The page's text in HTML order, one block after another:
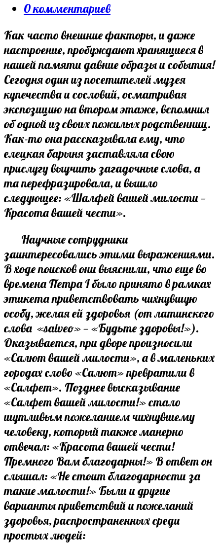
category:
Post
0 комментариев
Как часто внешние факторы, и даже
настроение, пробуждают хранящиеся в
нашей памяти давние образы и события!
Сегодня один из посетителей музея
купечества и сословий, осматривая
экспозицию на втором этаже, вспомнил
об одной из своих пожилых родственниц.
Как-то она рассказывала ему, что
елецкая барыня заставляла свою
прислугу выучить загадочные слова, а
та перефразировала, и вышло
следующее: «Шалфей вашей милости —
Красота вашей чести».
Научные сотрудники
заинтересовались этими выражениями.
В ходе поисков они выяснили, что еще во
времена Петра I было принято в рамках
этикета приветствовать чихнувшую
особу, желая ей здоровья (от латинского
слова «salveo» — «Будьте здоровы!»).
Оказывается, при дворе произносили
«Салют вашей милости», а в маленьких
городах слово «Салют» превратили в
«Салфет». Позднее высказывание
«Салфет вашей милости!» стало
шутливым пожеланием чихнувшему
человеку, который также манерно
отвечал: «Красота вашей чести!
Премного Вам благодарны!» В ответ он
слышал: «Не стоит благодарности за
такие малости!» Были и другие
варианты приветствий и пожеланий
здоровья, распространенных среди
простых людей: